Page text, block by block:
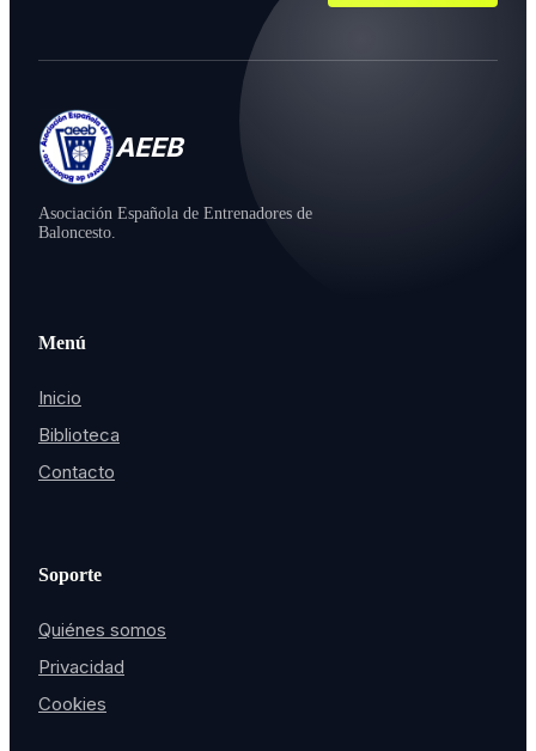
AEEB
Baloncesto.
Menú
Inicio
Biblioteca
Contacto
Quiénes somos
Privacidad
Cookies